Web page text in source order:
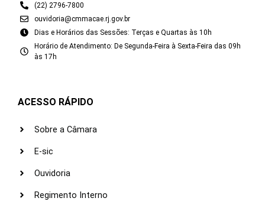
(22) 2796-7800
ouvidoria@cmmacae.rj.gov.br
Dias e Horários das Sessões: Terças e Quartas às 10h
Horário de Atendimento: De Segunda-Feira à Sexta-Feira das 09h
às 17h
ACESSO RÁPIDO
Sobre a Câmara
E-sic
Ouvidoria
Regimento Interno